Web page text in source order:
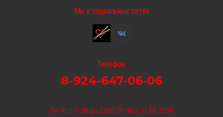
Телефон:
8-924-647-06-06
Пн-Чт с 11:00 до 22:00; Пт-Вс с 11.00-23.00
Мы в социальных сетях